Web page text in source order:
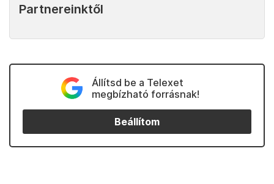
Partnereinktől
Állítsd be a Telexet
megbízható forrásnak!
Beállítom